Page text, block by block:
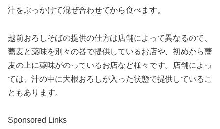
汁をぶっかけて混ぜ合わせてから食べます。
越前おろしそばの提供の仕方は店舗によって異なるので、
蕎麦と薬味を別々の器で提供しているお店や、初めから蕎
麦の上に薬味がのっているお店など様々です。店舗によっ
ては、汁の中に大根おろしが入った状態で提供しているこ
ともあります。
Sponsored Links